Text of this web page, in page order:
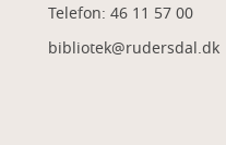
Telefon: 46 11 57 00
bibliotek@rudersdal.dk